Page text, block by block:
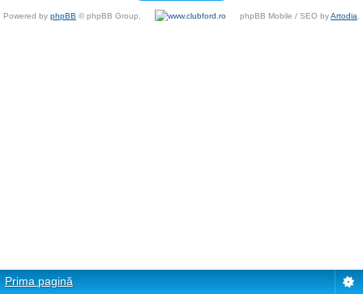
Powered by phpBB © phpBB Group. phpBB Mobile / SEO byArtodia
Prima pagină